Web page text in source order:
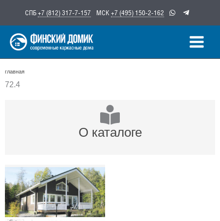
содержимому
СПБ+7 (812) 317-7-157 МСК +7 (495) 150-2-162
главная
72.4
О каталоге